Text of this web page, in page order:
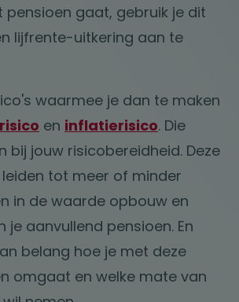
pensioen gaat, gebruik je dit
lijfrente-uitkering aan te
waarmee je dan te maken
en inflatierisico. Die
bij jouw risicobereidheid. Deze
tot meer of minder
in de waarde opbouw en
je aanvullend pensioen. En
belang hoe je met deze
omgaat en welke mate van